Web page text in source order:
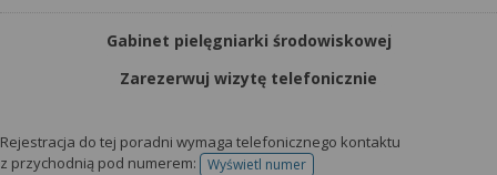
Gabinet pielęgniarki środowiskowej
Zarezerwuj wizytę telefonicznie
Rejestracja do tej poradni wymaga telefonicznego kontaktu
z przychodnią pod numerem:
Wyświetl numer